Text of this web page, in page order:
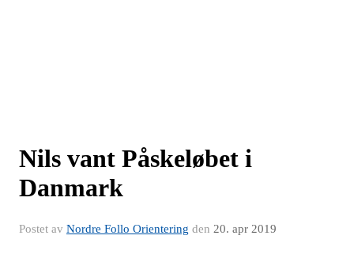
Nils vant Påskeløbet i
Danmark
Postet av Nordre Follo Orientering den 20. apr 2019